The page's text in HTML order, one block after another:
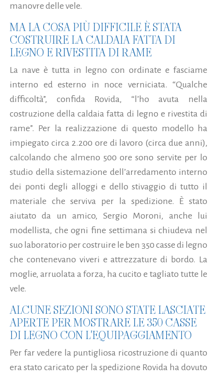
manovre delle vele.
MA LA COSA PIÙ DIFFICILE È STATA
COSTRUIRE LA CALDAIA FATTA DI
LEGNO E RIVESTITA DI RAME
La nave è tutta in legno con ordinate e fasciame
interno ed esterno in noce verniciata. “Qualche
difficoltà”, confida Rovida, “l’ho avuta nella
costruzione della caldaia fatta di legno e rivestita di
rame”. Per la realizzazione di questo modello ha
impiegato circa 2.200 ore di lavoro (circa due anni),
calcolando che almeno 500 ore sono servite per lo
studio della sistemazione dell’arredamento interno
dei ponti degli alloggi e dello stivaggio di tutto il
materiale che serviva per la spedizione. È stato
aiutato da un amico, Sergio Moroni, anche lui
modellista, che ogni fine settimana si chiudeva nel
suo laboratorio per costruire le ben 350 casse di legno
che contenevano viveri e attrezzature di bordo. La
moglie, arruolata a forza, ha cucito e tagliato tutte le
vele.
ALCUNE SEZIONI SONO STATE LASCIATE
APERTE PER MOSTRARE LE 350 CASSE
DI LEGNO CON L'EQUIPAGGIAMENTO
Per far vedere la puntigliosa ricostruzione di quanto
era stato caricato per la spedizione Rovida ha dovuto